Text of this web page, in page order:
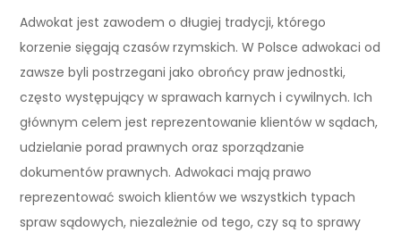
Adwokat jest zawodem o długiej tradycji, którego
korzenie sięgają czasów rzymskich. W Polsce adwokaci od
zawsze byli postrzegani jako obrońcy praw jednostki,
często występujący w sprawach karnych i cywilnych. Ich
głównym celem jest reprezentowanie klientów w sądach,
udzielanie porad prawnych oraz sporządzanie
dokumentów prawnych. Adwokaci mają prawo
reprezentować swoich klientów we wszystkich typach
spraw sądowych, niezależnie od tego, czy są to sprawy